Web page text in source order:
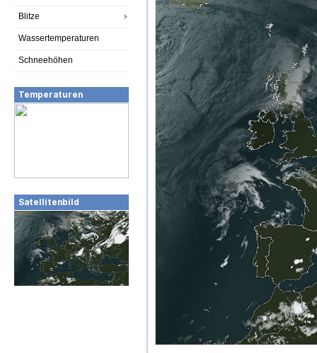
Blitze
Wassertemperaturen
Schneehöhen
Temperaturen
Satellitenbild